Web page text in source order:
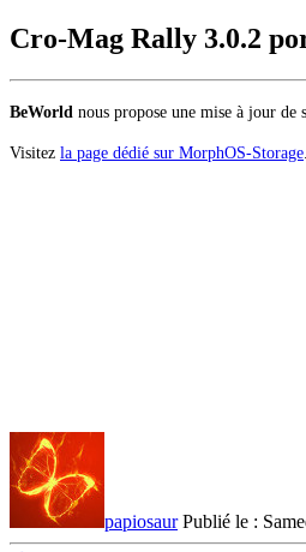
Cro-Mag Rally 3.0.2
BeWorld nous propose une mise à jour de
Visitez la page dédié sur MorphOS-Storage
papiosaurPublié le :